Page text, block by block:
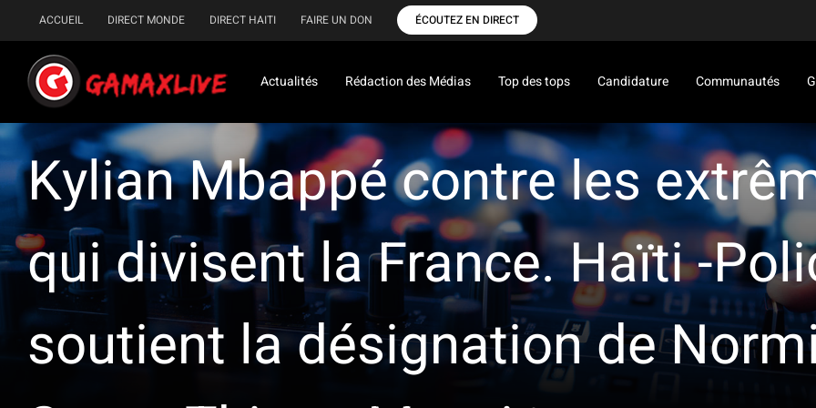
Passer
au
contenu
ACCUEIL DIRECT MONDE DIRECT HAITI FAIRE UN DON ÉCOUTEZ EN DIRECT
Actualités Rédaction des Médias Top des tops Candidature Communautés
Kylian Mbappé contre les
qui divisent la France. Haïti -
soutient la désignation de